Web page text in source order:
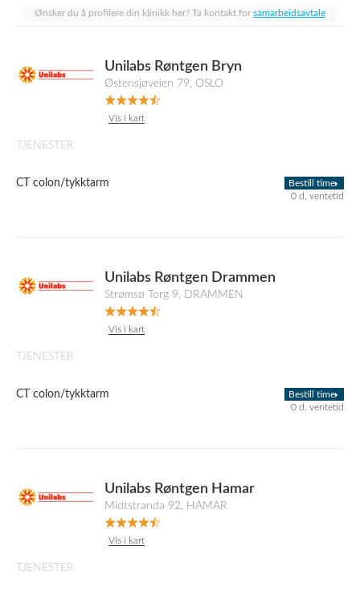
Ønsker du å profilere din klinikk her? Ta kontakt for samarbeidsavtale
Unilabs Røntgen Bryn
Østensjøveien 79, OSLO
Vis i kart
TJENESTER
CT colon/tykktarm
Bestill time
0 d. ventetid
Unilabs Røntgen Drammen
Strømsø Torg 9, DRAMMEN
Vis i kart
TJENESTER
CT colon/tykktarm
Bestill time
0 d. ventetid
Unilabs Røntgen Hamar
Midtstranda 92, HAMAR
Vis i kart
TJENESTER